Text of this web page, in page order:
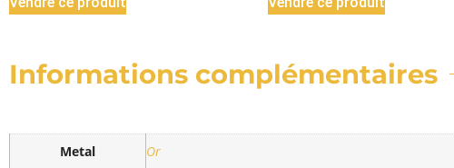
Informations complémentaires
Metal Or